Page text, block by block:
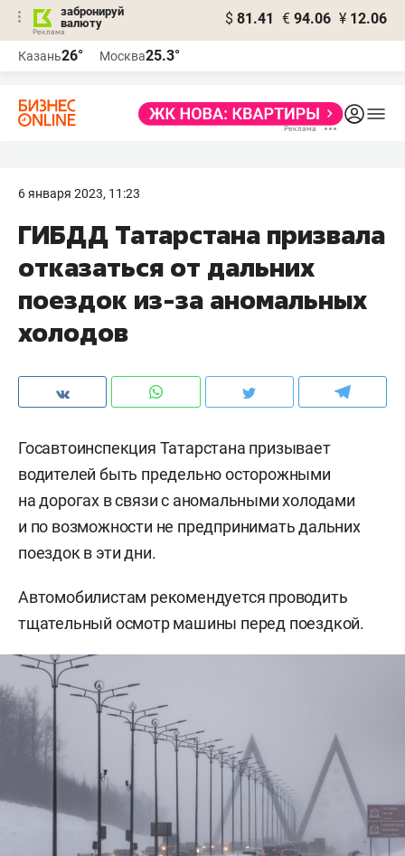
забронируй
валюту
$ 81.41 € 94.06 ¥ 12.06
Казань26° Москва25.3°
6 января 2023, 11:23
ГИБДД Татарстана призвала
отказаться от дальних
поездок из-за аномальных
холодов
Госавтоинспекция Татарстана призывает
водителей быть предельно осторожными
на дорогах в связи с аномальными холодами
и по возможности не предпринимать дальних
поездок в эти дни.
Автомобилистам рекомендуется проводить
тщательный осмотр машины перед поездкой.